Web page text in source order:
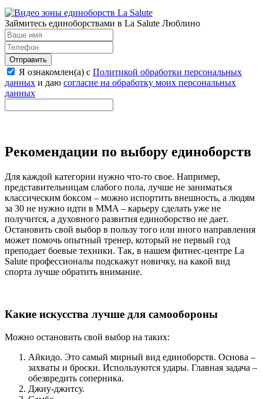
Займитесь единоборствами в La Salute Люблино
Отправить
Я ознакомлен(а) с Политикой обработки персональных
данных и даю согласие на обработку моих персональных
данных
Рекомендации по выбору единоборств
Для каждой категории нужно что-то свое. Например,
представительницам слабого пола, лучше не заниматься
классическим боксом – можно испортить внешность, а людям
за 30 не нужно идти в MMA – карьеру сделать уже не
получится, а духовного развития единоборство не дает.
Остановить свой выбор в пользу того или иного направления
может помочь опытный тренер, который не первый год
преподает боевые техники. Так, в нашем фитнес-центре La
Salute профессионалы подскажут новичку, на какой вид
спорта лучше обратить внимание.
Какие искусства лучше для самообороны
Можно остановить свой выбор на таких:
Айкидо. Это самый мирный вид единоборств. Основа –
захваты и броски. Используются удары. Главная задача –
обезвредить соперника.
Джиу-джитсу.